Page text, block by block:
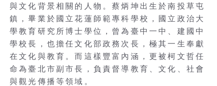
與文化背景相關的人物。蔡炳坤出生於南投草屯
鎮，畢業於國立花蓮師範專科學校，國立政治大
學教育研究所博士學位，曾為臺中一中、建國中
學校長，也擔任文化部政務次長，極其一生奉獻
在文化與教育。而這樣豐富內涵，更被柯文哲任
命為臺北市副市長，負責督導教育、文化、社會
與觀光傳播等領域。